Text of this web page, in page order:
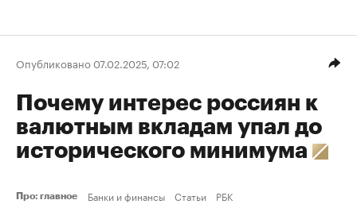
Опубликовано 07.02.2025, 07:02
Почему интерес россиян к
валютным вкладам упал до
исторического минимума
Про: главное Банки и финансы Статьи РБК